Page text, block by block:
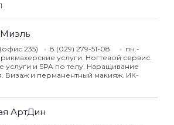
235) 8 (029) 279-51-08
пн.-
услуги. Ногтевой сервис.
услуги и SPA по телу. Наращивание
Визаж и перманентный макияж. ИК-
АртДин